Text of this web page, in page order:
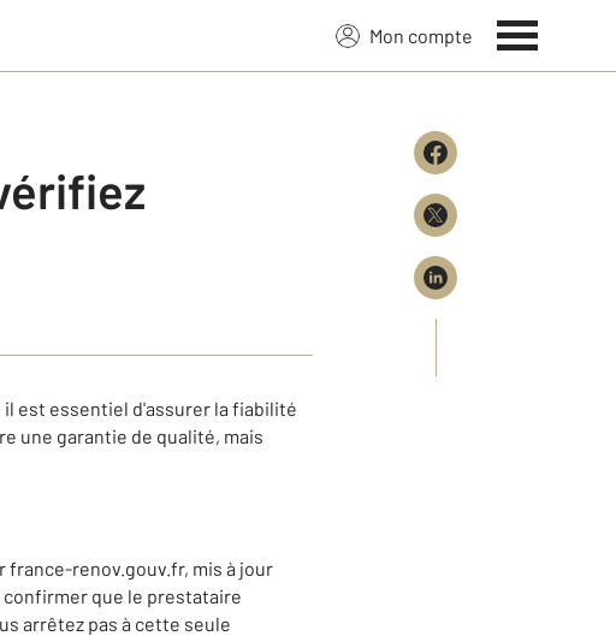
Mon compte
est essentiel d'assurer la fiabilité
une garantie de qualité, mais
france-renov.gouv.fr, mis à jour
que le prestataire
arrêtez pas à cette seule